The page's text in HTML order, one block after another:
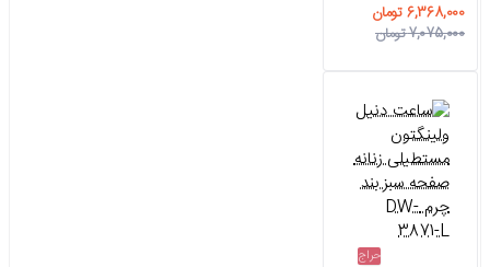
6,368,000 تومان
7,075,000 تومان
حراج